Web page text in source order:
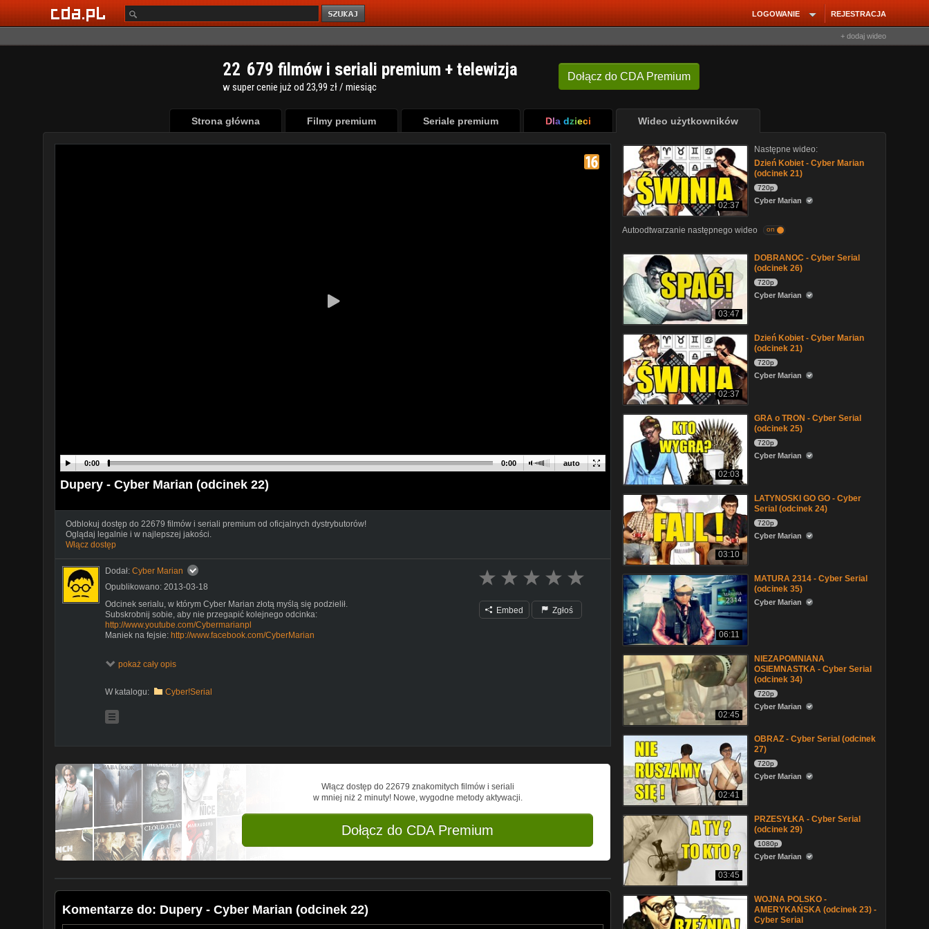
REJESTRACJA
LOGOWANIE
+ dodaj wideo
Dołącz do CDA Premium
22 679 filmów i seriali premium + telewizja
w super cenie już od 23,99 zł / miesiąc
Strona główna Filmy premium Seriale premium Dla dzieci Wideo użytkowników
auto
0:00 0:00
Dupery - Cyber Marian (odcinek 22)
Odblokuj dostęp do 22679 filmów i seriali premium od oficjalnych dystrybutorów!
Oglądaj legalnie i w najlepszej jakości.
Włącz dostęp
Dodał: Cyber Marian
Opublikowano: 2013-03-18
Odcinek serialu, w którym Cyber Marian złotą myślą się podzielił.
Subskrobnij sobie, aby nie przegapić kolejnego odcinka:
http://www.youtube.com/Cybermarianpl
Maniek na fejsie: http://www.facebook.com/CyberMarian
pokaż cały opis
W katalogu: Cyber!Serial
Embed Zgłoś
Włącz dostęp do 22679 znakomitych filmów i seriali
w mniej niż 2 minuty! Nowe, wygodne metody aktywacji.
Dołącz do CDA Premium
Komentarze do: Dupery - Cyber Marian (odcinek 22)
02:37
Następne wideo:
Dzień Kobiet - Cyber Marian
(odcinek 21)
720p
Cyber Marian
Autoodtwarzanie następnego wideo on
03:47
DOBRANOC - Cyber Serial
(odcinek 26)
720p
Cyber Marian
02:37
Dzień Kobiet - Cyber Marian
(odcinek 21)
720p
Cyber Marian
02:03
GRA o TRON - Cyber Serial
(odcinek 25)
720p
Cyber Marian
03:10
LATYNOSKI GO GO - Cyber
Serial (odcinek 24)
720p
Cyber Marian
06:11
MATURA 2314 - Cyber Serial
(odcinek 35)
Cyber Marian
02:45
NIEZAPOMNIANA
OSIEMNASTKA - Cyber Serial
(odcinek 34)
720p
Cyber Marian
02:41
OBRAZ - Cyber Serial (odcinek
27)
720p
Cyber Marian
03:45
PRZESYŁKA - Cyber Serial
(odcinek 29)
1080p
Cyber Marian
WOJNA POLSKO -
AMERYKAŃSKA (odcinek 23) -
Cyber Serial